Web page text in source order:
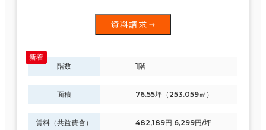
資料請求
階数 1階
面積 76.55坪（253.059㎡）
賃料（共益費含） 482,189円 6,299円/坪